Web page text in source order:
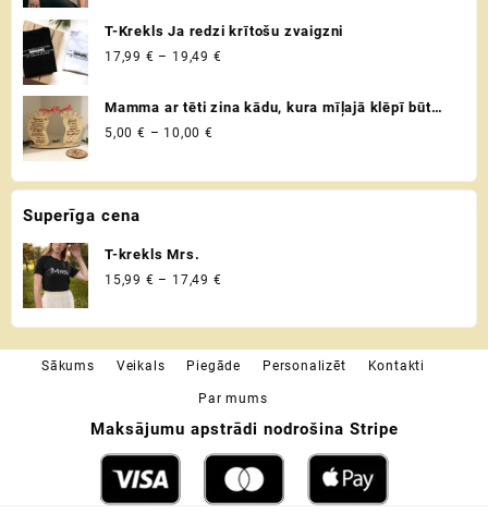
17,99 €
T-Krekls Ja redzi krītošu zvaigzni
17,99 € – 19,49 €
17,99 €
Mamma ar tēti zina kādu, kura mīļajā klēpī būt
drošībā ♡ Uzaicinājums kļūt par krustvecākiem
5,00 € – 10,00€
Superīga cena
T-krekls Mrs.
15,99 € – 17,49 €
through
17,49 €
Sākums Veikals Piegāde Personalizēt Kontakti
Par mums
Maksājumu apstrādi nodrošina Stripe